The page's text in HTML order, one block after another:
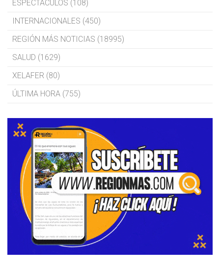
ESPECTÁCULOS (108)
INTERNACIONALES (450)
REGIÓN MÁS NOTICIAS (18995)
SALUD (1629)
XELAFER (80)
ÚLTIMA HORA (755)